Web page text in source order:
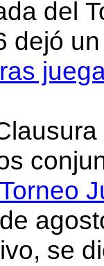
del
dejó
se